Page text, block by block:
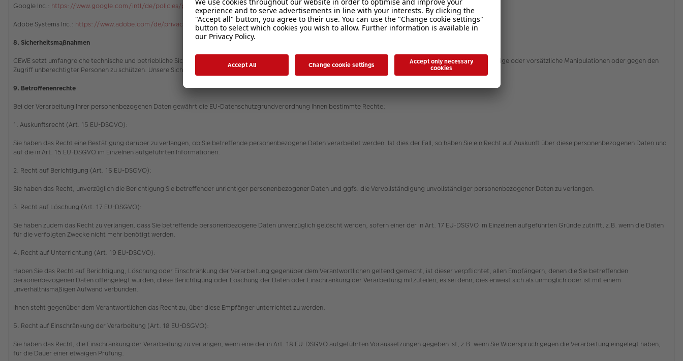
Google Inc.: https://www.google.com/intl/de/policies/privacy/partners/
Adobe Systems Inc.: https://www.adobe.com/de/privacy/policy.html
8. Sicherheitsmaßnahmen
CEWE setzt umfangreiche technische und betriebliche Sicherheitsvorkehrungen ein, um Ihre bei uns verwalteten personenbezogenen Daten gegen Missbrauch, zufällige oder vorsätzliche Manipulationen oder gegen den
Zugriff unberechtigter Personen zu schützen. Unsere Sicherheitsverfahren werden entsprechend der technologischen Entwicklung fortlaufend verbessert.
9. Betroffenenrechte
Bei der Verarbeitung Ihrer personenbezogenen Daten gewährt die EU-Datenschutzgrundverordnung Ihnen bestimmte Rechte:
1. Auskunftsrecht (Art. 15 EU-DSGVO):
Sie haben das Recht eine Bestätigung darüber zu verlangen, ob Sie betreffende personenbezogene Daten verarbeitet werden. Ist dies der Fall, so haben Sie ein Recht auf Auskunft über diese personenbezogenen Daten und
auf die in Art. 15 EU-DSGVO im Einzelnen aufgeführten Informationen.
2. Recht auf Berichtigung (Art. 16 EU-DSGVO):
Sie haben das Recht, unverzüglich die Berichtigung Sie betreffender unrichtiger personenbezogener Daten und ggfs. die Vervollständigung unvollständiger personenbezogener Daten zu verlangen.
3. Recht auf Löschung (Art. 17 EU-DSGVO):
Sie haben zudem das Recht zu verlangen, dass Sie betreffende personenbezogene Daten unverzüglich gelöscht werden, sofern einer der in Art. 17 EU-DSGVO im Einzelnen aufgeführten Gründe zutrifft, z.B. wenn die Daten
für die verfolgten Zwecke nicht mehr benötigt werden.
4. Recht auf Unterrichtung (Art. 19 EU-DSGVO):
Haben Sie das Recht auf Berichtigung, Löschung oder Einschränkung der Verarbeitung gegenüber dem Verantwortlichen geltend gemacht, ist dieser verpflichtet, allen Empfängern, denen die Sie betreffenden
personenbezogenen Daten offengelegt wurden, diese Berichtigung oder Löschung der Daten oder Einschränkung der Verarbeitung mitzuteilen, es sei denn, dies erweist sich als unmöglich oder ist mit einem
unverhältnismäßigen Aufwand verbunden.
Ihnen steht gegenüber dem Verantwortlichen das Recht zu, über diese Empfänger unterrichtet zu werden.
5. Recht auf Einschränkung der Verarbeitung (Art. 18 EU-DSGVO):
Sie haben das Recht, die Einschränkung der Verarbeitung zu verlangen, wenn eine der in Art. 18 EU-DSGVO aufgeführten Voraussetzungen gegeben ist, z.B. wenn Sie Widerspruch gegen die Verarbeitung eingelegt haben,
für die Dauer einer etwaigen Prüfung.